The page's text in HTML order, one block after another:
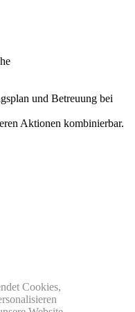
und Betreuung bei
Aktionen kombinierbar.
Cookies,